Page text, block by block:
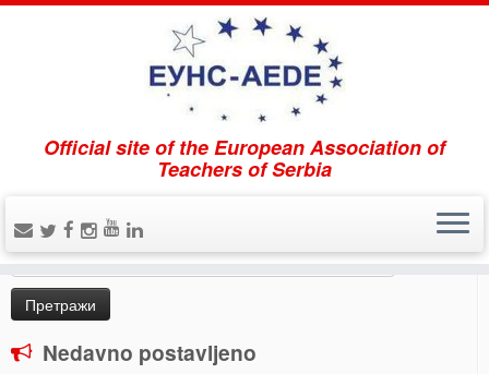
Official site of the European Association of
Teachers of Serbia
Home » Uncategorized » Od drevne računaljke do NASA
Pretraži
Претрага
за:
Nedavno postavljeno